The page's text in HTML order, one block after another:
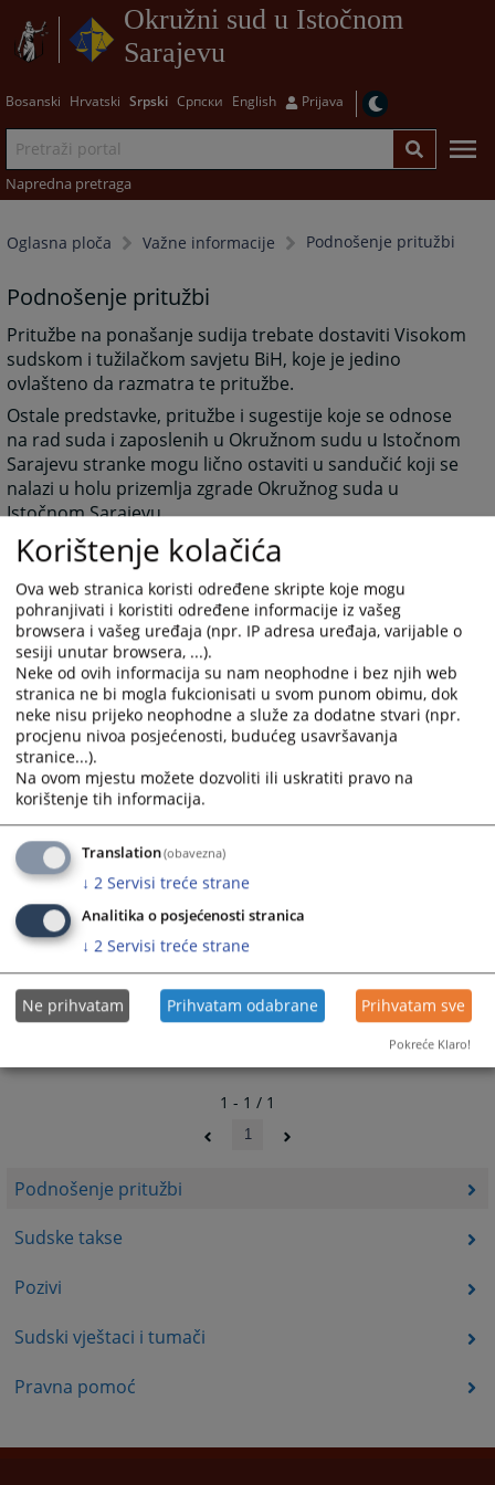
Okružni sud u Istočnom
Sarajevu
Bosanski Hrvatski Srpski Српски English Prijava
Napredna pretraga
Oglasna ploča Važne informacije Podnošenje pritužbi
Podnošenje pritužbi
Sudske takse
Pozivi
Sudski vještaci i tumači
Pravna pomoć
Podnošenje pritužbi
Pritužbe na ponašanje sudija trebate dostaviti Visokom
sudskom i tužilačkom savjetu BiH, koje je jedino
ovlašteno da razmatra te pritužbe.
Ostale predstavke, pritužbe i sugestije koje se odnose
na rad suda i zaposlenih u Okružnom sudu u Istočnom
Sarajevu stranke mogu lično ostaviti u sandučić koji se
nalazi u holu prizemlja zgrade Okružnog suda u
Istočnom Sarajevu.
5376PREGLEDA
1 - 1 / 1
1
Korištenje kolačića
Ova web stranica koristi određene skripte koje mogu
pohranjivati i koristiti određene informacije iz vašeg
browsera i vašeg uređaja (npr. IP adresa uređaja, varijable o
sesiji unutar browsera, ...).
Neke od ovih informacija su nam neophodne i bez njih web
stranica ne bi mogla fukcionisati u svom punom obimu, dok
neke nisu prijeko neophodne a služe za dodatne stvari (npr.
procjenu nivoa posjećenosti, budućeg usavršavanja
stranice...).
Na ovom mjestu možete dozvoliti ili uskratiti pravo na
korištenje tih informacija.
Translation(obavezna)
↓ 2 Servisi treće strane
Analitika o posjećenosti stranica
↓ 2 Servisi treće strane
Ne prihvatam Prihvatam odabrane Prihvatam sve
Pokreće Klaro!